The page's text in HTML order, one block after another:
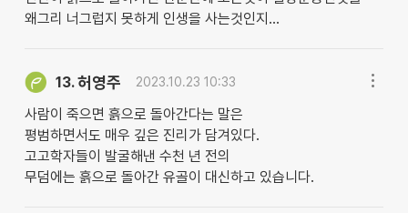
왜그리 너그럽지 못하게 인생을 사는것인지...
13.허영주 2023.10.23 10:33
사람이 죽으면 흙으로 돌아간다는 말은
평범하면서도 매우 깊은 진리가 담겨있다.
고고학자들이 발굴해낸 수천 년 전의
무덤에는 흙으로 돌아간 유골이 대신하고 있습니다.